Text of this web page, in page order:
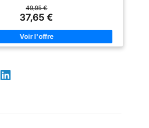
artificiel
49,95 €
37,65 €